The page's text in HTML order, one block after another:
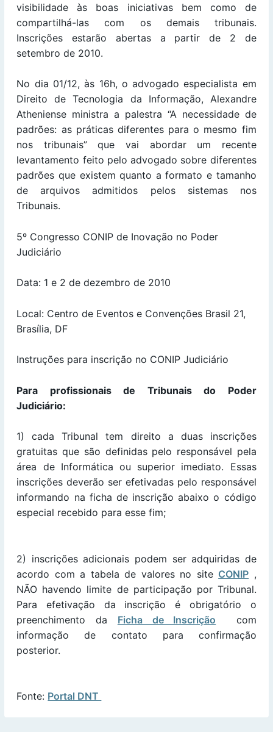
visibilidade às boas iniciativas bem como de
compartilhá-las com os demais tribunais.
Inscrições estarão abertas a partir de 2 de
setembro de 2010.
No dia 01/12, às 16h, o advogado especialista em
Direito de Tecnologia da Informação, Alexandre
Atheniense ministra a palestra “A necessidade de
padrões: as práticas diferentes para o mesmo fim
nos tribunais” que vai abordar um recente
levantamento feito pelo advogado sobre diferentes
padrões que existem quanto a formato e tamanho
de arquivos admitidos pelos sistemas nos
Tribunais.
5º Congresso CONIP de Inovação no Poder
Judiciário
Data: 1 e 2 de dezembro de 2010
Local: Centro de Eventos e Convenções Brasil 21,
Brasília, DF
Instruções para inscrição no CONIP Judiciário
Para profissionais de Tribunais do Poder
Judiciário:
1) cada Tribunal tem direito a duas inscrições
gratuitas que são definidas pelo responsável pela
área de Informática ou superior imediato. Essas
inscrições deverão ser efetivadas pelo responsável
informando na ficha de inscrição abaixo o código
especial recebido para esse fim;
2) inscrições adicionais podem ser adquiridas de
acordo com a tabela de valores no site CONIP ,
NÃO havendo limite de participação por Tribunal.
Para efetivação da inscrição é obrigatório o
preenchimento da Ficha de Inscrição com
informação de contato para confirmação
posterior.
Fonte: Portal DNT